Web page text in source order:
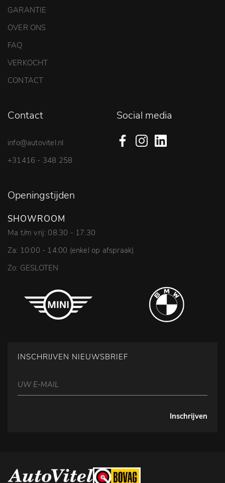
GARANTIE
OVER ONS
FAQ
VERKOCHT
CONTACT
Contact
info@autovitel.nl
+31416 - 348 258
Social media
Openingstijden
SHOWROOM
Ma t/m vrij: 08.30 - 17.30
Za: 10:00 - 14:00 (enkel op afspraak)
Zo: GESLOTEN
INSCHRIJVEN NIEUWSBRIEF
Inschrijven